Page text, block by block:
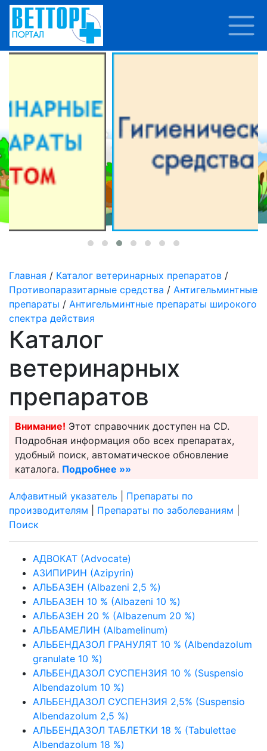
Главная / Каталог ветеринарных препаратов /
Противопаразитарные средства / Антигельминтные
препараты / Антигельминтные препараты широкого
спектра действия
Каталог
ветеринарных
препаратов
Внимание! Этот справочник доступен на CD.
Подробная информация обо всех препаратах,
удобный поиск, автоматическое обновление
каталога. Подробнее »»
Алфавитный указатель
Препараты по
производителям
Препараты по заболеваниям
Поиск
АДВОКАТ (Advocate)
АЗИПИРИН (Azipyrin)
АЛЬБАЗЕН (Albazeni 2,5 %)
АЛЬБАЗЕН 10 % (Albazeni 10 %)
АЛЬБАЗЕН 20 % (Albazenum 20 %)
АЛЬБАМЕЛИН (Albamelinum)
АЛЬБЕНДАЗОЛ ГРАНУЛЯТ 10 % (Albendazolum
granulate 10 %)
АЛЬБЕНДАЗОЛ СУСПЕНЗИЯ 10 % (Suspensio
Albendazolum 10 %)
АЛЬБЕНДАЗОЛ СУСПЕНЗИЯ 2,5% (Suspensio
Albendazolum 2,5 %)
АЛЬБЕНДАЗОЛ ТАБЛЕТКИ 18 % (Tabulettae
Albendazolum 18 %)